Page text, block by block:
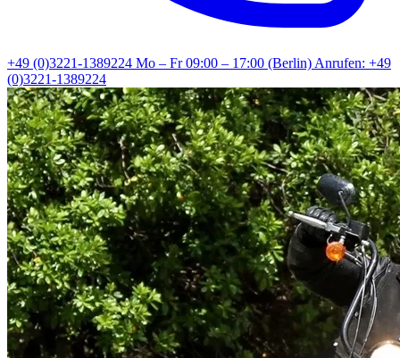
+49 (0)3221-1389224 Mo – Fr 09:00 – 17:00 (Berlin)Anrufen: +49
(0)3221-1389224